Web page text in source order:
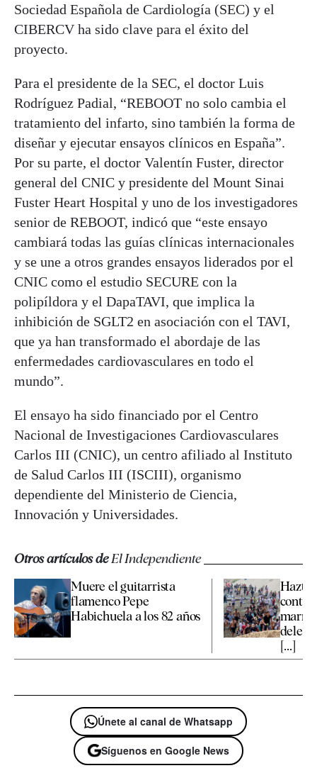
Sociedad Española de Cardiología (SEC) y el
CIBERCV ha sido clave para el éxito del
proyecto.
Para el presidente de la SEC, el doctor Luis
Rodríguez Padial, “REBOOT no solo cambia el
tratamiento del infarto, sino también la forma de
diseñar y ejecutar ensayos clínicos en España”.
Por su parte, el doctor Valentín Fuster, director
general del CNIC y presidente del Mount Sinai
Fuster Heart Hospital y uno de los investigadores
senior de REBOOT, indicó que “este ensayo
cambiará todas las guías clínicas internacionales
y se une a otros grandes ensayos liderados por el
CNIC como el estudio SECURE con la
polipíldora y el DapaTAVI, que implica la
inhibición de SGLT2 en asociación con el TAVI,
que ya han transformado el abordaje de las
enfermedades cardiovasculares en todo el
mundo”.
El ensayo ha sido financiado por el Centro
Nacional de Investigaciones Cardiovasculares
Carlos III (CNIC), un centro afiliado al Instituto
de Salud Carlos III (ISCIII), organismo
dependiente del Ministerio de Ciencia,
Innovación y Universidades.
Otros artículos deEl Independiente
Muere el guitarrista
flamenco Pepe
Habichuela a los 82 años
Hazte
contra
[...]
Únete al canal de Whatsapp
Síguenos en Google News